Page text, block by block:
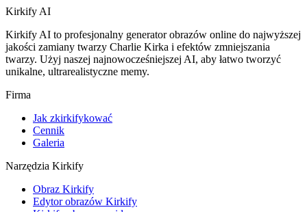
Kirkify AI
Kirkify AI to profesjonalny generator obrazów online do najwyższej
jakości zamiany twarzy Charlie Kirka i efektów zmniejszania
twarzy. Użyj naszej najnowocześniejszej AI, aby łatwo tworzyć
unikalne, ultrarealistyczne memy.
Firma
Jak zkirkifykować
Cennik
Galeria
Narzędzia Kirkify
Obraz Kirkify
Edytor obrazów Kirkify